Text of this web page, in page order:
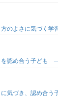
のよさに気づく学
を認め合う子ども
気づき、認め合